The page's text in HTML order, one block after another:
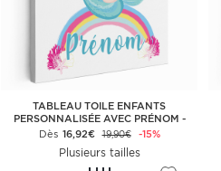
TABLEAU TOILE ENFANTS
PERSONNALISÉE AVEC PRÉNOM -
SIRÈNE ARC-EN-CIEL
Dès 16,92€ 19,90€ -15%
Plusieurs tailles